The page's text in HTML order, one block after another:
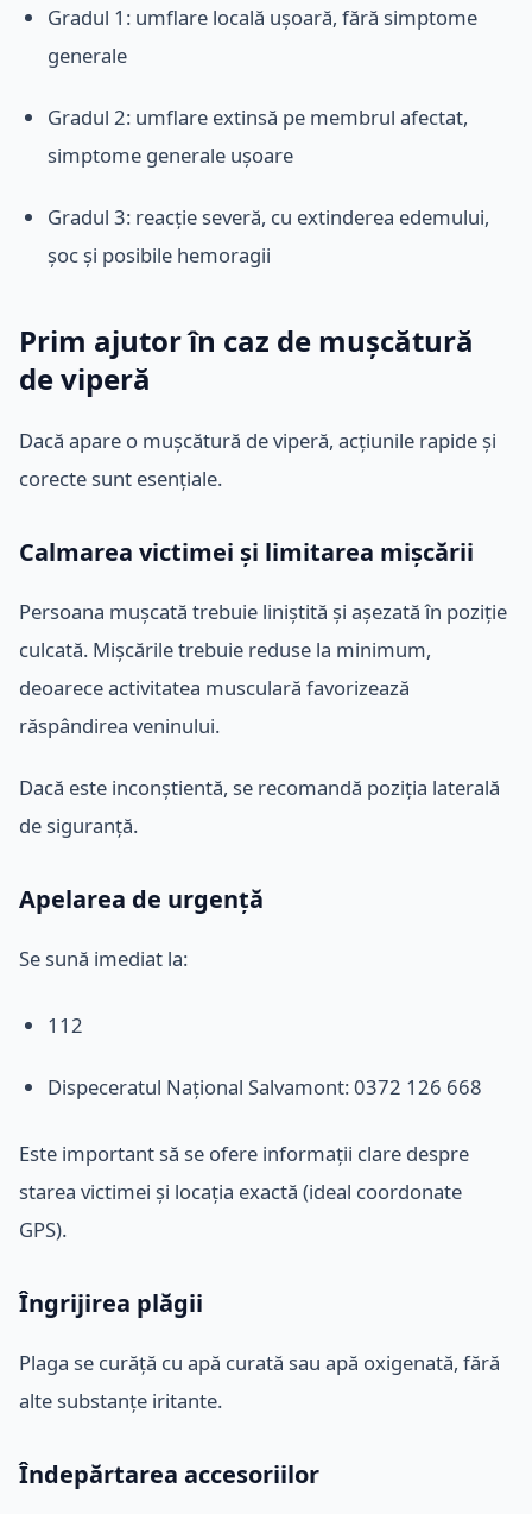
Gradul 1: umflare locală ușoară, fără simptome
generale
Gradul 2: umflare extinsă pe membrul afectat,
simptome generale ușoare
Gradul 3: reacție severă, cu extinderea edemului,
șoc și posibile hemoragii
Prim ajutor în caz de mușcătură
de viperă
Dacă apare o mușcătură de viperă, acțiunile rapide și
corecte sunt esențiale.
Calmarea victimei și limitarea mișcării
Persoana mușcată trebuie liniștită și așezată în poziție
culcată. Mișcările trebuie reduse la minimum,
deoarece activitatea musculară favorizează
răspândirea veninului.
Dacă este inconștientă, se recomandă poziția laterală
de siguranță.
Apelarea de urgență
Se sună imediat la:
112
Dispeceratul Național Salvamont: 0372 126 668
Este important să se ofere informații clare despre
starea victimei și locația exactă (ideal coordonate
GPS).
Îngrijirea plăgii
Plaga se curăță cu apă curată sau apă oxigenată, fără
alte substanțe iritante.
Îndepărtarea accesoriilor